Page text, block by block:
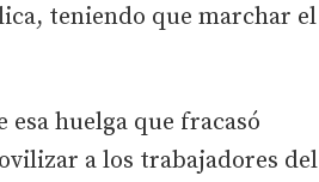
teniendo que marchar el
esa huelga que fracasó
a los trabajadores del